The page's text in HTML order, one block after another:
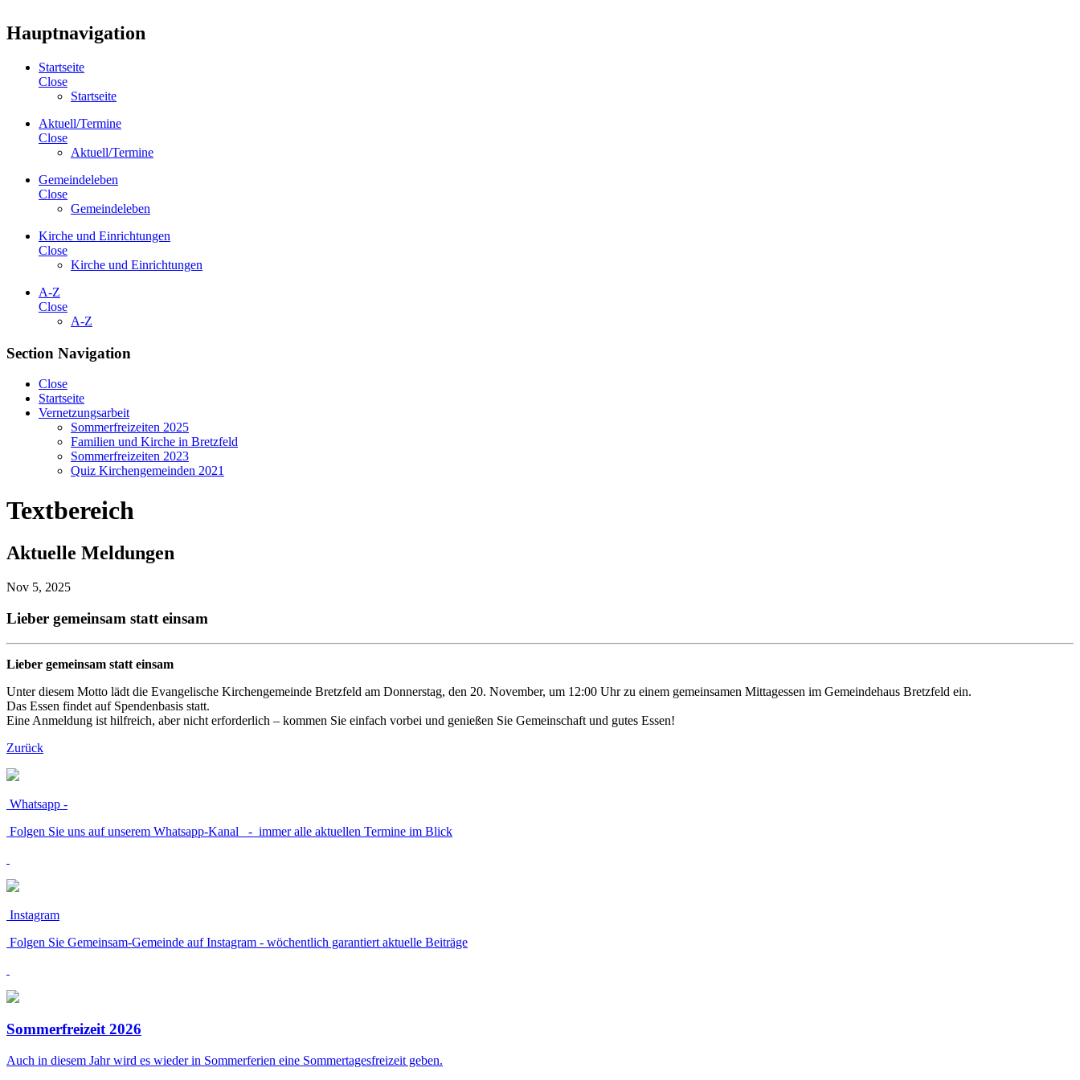
Hauptnavigation
Startseite
Close
Startseite
Aktuell/Termine
Close
Aktuell/Termine
Gemeindeleben
Close
Gemeindeleben
Kirche und Einrichtungen
Close
Kirche und Einrichtungen
A-Z
Close
A-Z
Section Navigation
Close
Startseite
Vernetzungsarbeit
Sommerfreizeiten 2025
Familien und Kirche in Bretzfeld
Sommerfreizeiten 2023
Quiz Kirchengemeinden 2021
Textbereich
Aktuelle Meldungen
Nov 5, 2025
Lieber gemeinsam statt einsam
Lieber gemeinsam statt einsam
Unter diesem Motto lädt die Evangelische Kirchengemeinde Bretzfeld am Donnerstag, den 20. November, um 12:00 Uhr zu einem gemeinsamen Mittagessen im Gemeindehaus Bretzfeld ein.
Das Essen findet auf Spendenbasis statt.
Eine Anmeldung ist hilfreich, aber nicht erforderlich – kommen Sie einfach vorbei und genießen Sie Gemeinschaft und gutes Essen!
Zurück
Whatsapp -
Folgen Sie uns auf unserem Whatsapp-Kanal - immer alle aktuellen Termine im Blick
Instagram
Folgen Sie Gemeinsam-Gemeinde auf Instagram - wöchentlich garantiert aktuelle Beiträge
Sommerfreizeit 2026
Auch in diesem Jahr wird es wieder in Sommerferien eine Sommertagesfreizeit geben.